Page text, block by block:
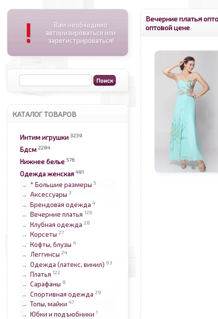
!
Вам необходимо
авторизироваться или
зарегистрироваться!
КАТАЛОГ ТОВАРОВ
Интим игрушки 3239
Бдсм 2284
Нижнее белье 576
Одежда женская 491
→ * Большие размеры 5
→ Аксессуары 3
→ Брендовая одежда 4
→ Вечерние платья 126
→ Клубная одежда 28
→ Корсеты 27
→ Кофты, блузы 4
→ Леггинсы 24
→ Одежда (латекс, винил) 63
→ Платья 122
→ Сарафаны 8
→ Спортивная одежда 29
→ Топы, майки 47
→ Юбки и подъюбники 1
Вечерние платья
оптовой цене